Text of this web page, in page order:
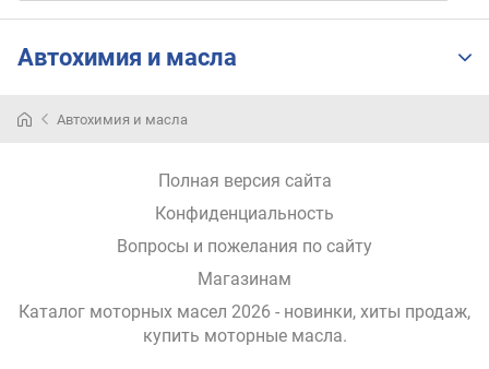
о
е
о
Автохимия и масла
Автохимия и масла
Полная версия сайта
Конфиденциальность
Вопросы и пожелания по сайту
Магазинам
Каталог моторных масел 2026 - новинки, хиты продаж,
купить моторные масла.